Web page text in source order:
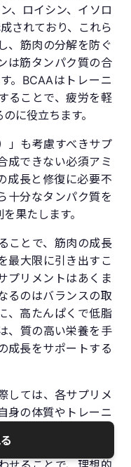
、ロイシン、イソロ
されており、これら
、筋肉の分解を防ぐ
は筋タンパク質の合
。BCAAはトレーニ
ることで、疲労を軽
に役立ちます。
」も考慮すべきサプ
成できない必須アミ
成長と修復に必要不
十分なタンパク質を
果たします。
ことで、筋肉の成長
最大限に引き出すこ
プリメントはあくま
るのはバランスの取
、高たんぱくで低脂
、質の高い栄養を手
成長をサポートする
しては、各サプリメ
身の体質やトレーニ
頼らず、十分な休息